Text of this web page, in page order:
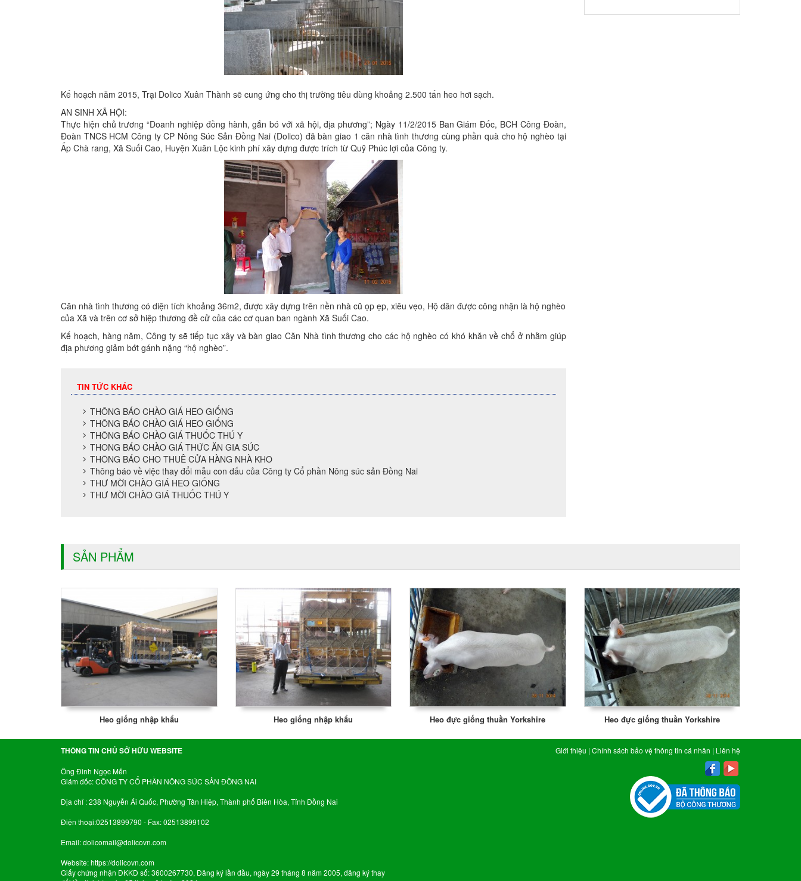
Kế hoạch năm 2015, Trại Dolico Xuân Thành sẽ cung ứng cho thị trường tiêu dùng khoảng 2.500 tấn heo hơi sạch.
AN SINH XÃ HỘI:
Thực hiện chủ trương “Doanh nghiệp đồng hành, gắn bó với xã hội, địa phương”; Ngày 11/2/2015 Ban Giám Đốc, BCH Công Đoàn,
Đoàn TNCS HCM Công ty CP Nông Súc Sản Đồng Nai (Dolico) đã bàn giao 1 căn nhà tình thương cùng phần quà cho hộ nghèo tại
Ấp Chà rang, Xã Suối Cao, Huyện Xuân Lộc kinh phí xây dựng được trích từ Quỹ Phúc lợi của Công ty.
Căn nhà tình thương có diện tích khoảng 36m2, được xây dựng trên nền nhà cũ ọp ẹp, xiêu vẹo, Hộ dân được công nhận là hộ nghèo
của Xã và trên cơ sở hiệp thương đề cử của các cơ quan ban ngành Xã Suối Cao.
Kế hoạch, hàng năm, Công ty sẽ tiếp tục xây và bàn giao Căn Nhà tình thương cho các hộ nghèo có khó khăn về chổ ở nhằm giúp
địa phương giảm bớt gánh nặng “hộ nghèo”.
TIN TỨC KHÁC
THÔNG BÁO CHÀO GIÁ HEO GIỐNG
THÔNG BÁO CHÀO GIÁ HEO GIỐNG
THÔNG BÁO CHÀO GIÁ THUỐC THÚ Y
THONG BÁO CHÀO GIÁ THỨC ĂN GIA SÚC
THÔNG BÁO CHO THUÊ CỬA HÀNG NHÀ KHO
Thông báo về việc thay đổi mẫu con dấu của Công ty Cổ phần Nông súc sản Đồng Nai
THƯ MỜI CHÀO GIÁ HEO GIỐNG
THƯ MỜI CHÀO GIÁ THUỐC THÚ Y
SẢN PHẨM
Heo giống nhập khẩu Heo giống nhập khẩu Heo đực giống thuần Yorkshire Heo đực giống thuần Yorkshire
THÔNG TIN CHỦ SỞ HỮU WEBSITE
Ông Đinh Ngọc Mến
Giám đốc: CÔNG TY CỔ PHẦN NÔNG SÚC SẢN ĐỒNG NAI
Địa chỉ : 238 Nguyễn Ái Quốc, Phường Tân Hiệp, Thành phố Biên Hòa, Tỉnh Đồng Nai
Điện thoại:02513899790 - Fax: 02513899102
Email:dolicomail@dolicovn.com
Website:https://dolicovn.com
Giấy chứng nhận ĐKKD số: 3600267730, Đăng ký lần đầu, ngày 29 tháng 8 năm 2005, đăng ký thay
Giới thiệu | Chính sách bảo vệ thông tin cá nhân | Liên hệ